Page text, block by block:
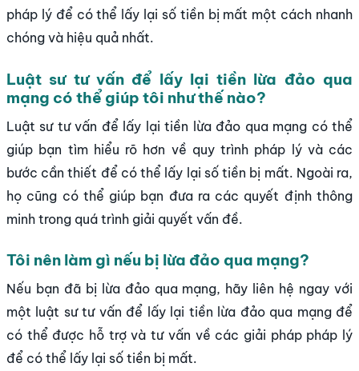
pháp lý để có thể lấy lại số tiền bị mất một cách nhanh
chóng và hiệu quả nhất.
Luật sư tư vấn để lấy lại tiền lừa đảo qua
mạng có thể giúp tôi như thế nào?
Luật sư tư vấn để lấy lại tiền lừa đảo qua mạng có thể
giúp bạn tìm hiểu rõ hơn về quy trình pháp lý và các
bước cần thiết để có thể lấy lại số tiền bị mất. Ngoài ra,
họ cũng có thể giúp bạn đưa ra các quyết định thông
minh trong quá trình giải quyết vấn đề.
Tôi nên làm gì nếu bị lừa đảo qua mạng?
Nếu bạn đã bị lừa đảo qua mạng, hãy liên hệ ngay với
một luật sư tư vấn để lấy lại tiền lừa đảo qua mạng để
có thể được hỗ trợ và tư vấn về các giải pháp pháp lý
để có thể lấy lại số tiền bị mất.